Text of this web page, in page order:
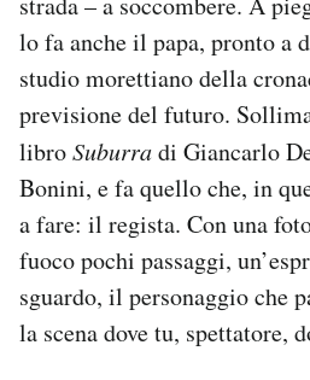
lo fa anche il papa, pronto a
studio morettiano della
previsione del futuro.
libroSuburradi Giancarlo
Bonini, e fa quello che, in
a fare: il regista. Con una
fuoco pochi passaggi,
sguardo, il personaggio che
la scena dove tu, spettatore,